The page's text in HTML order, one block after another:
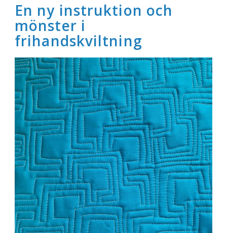
En ny instruktion och
mönster i
frihandskviltning